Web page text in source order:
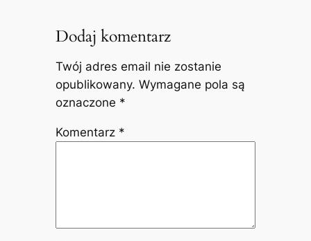
Dodaj komentarz
Twój adres email nie zostanie
opublikowany. Wymagane pola są
oznaczone *
Komentarz *